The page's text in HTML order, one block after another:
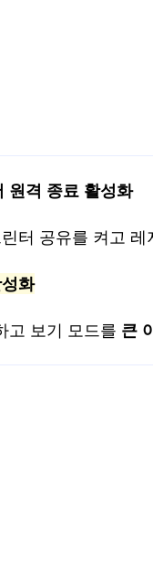
원격 종료 활성화
터 공유를 켜고
화
고 보기 모드를 큰